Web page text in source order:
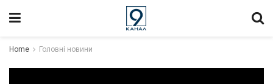
Home Головні новини